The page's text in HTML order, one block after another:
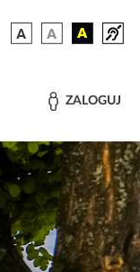
ZALOGUJ